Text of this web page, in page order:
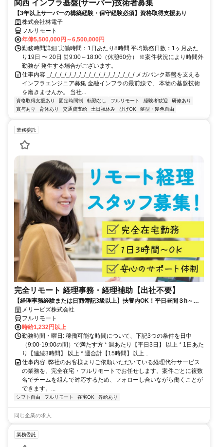
関西 インフラ基盤(サーバー)技術者募集
【3年以上サーバーの構築経験・保守経験必須】資格取得支援あり
株式会社林電子
フルリモート
年俸5,500,000円～6,500,000円
勤務時間詳細 実働時間：1日あたり8時間 平均勤務日数：1ヶ月あた
り19日 〜 20日 ⏰9:00～18:00（休憩60分） ※案件状況により時間外
勤務が 発生する場合がございます。
仕事内容 _/_/_/_/_/_/_/_/_/_/_/_/_/_/_/_/_/_/ メガバンク基盤を支える
インフラエンジニア募集 金融インフラの最前線で、 本物の基盤技術
を磨きませんか。 当社...
資格取得支援あり 固定時間制 転勤なし フルリモート 経験者歓迎
研修あり
賞与あり
育休あり 交通費支給 土日祝休み ひげOK 髪型・髪色自由
業務委託
完全リモート 経理事務・経理補助【出社不要】
【経理事務経験または日商簿記3級以上】扶養内OK！平日昼間３h～。
完全在宅で育児・介護中の方も大歓迎♪
メリービズ株式会社
フルリモート
時給1,232円以上
勤務時間・曜日: 稼働可能な時間について、下記3つの条件を日中
（9:00-19:00の間）で満たす方 * 週あたり【平日3日】 以上 * 1日あた
り【連続3時間】 以上 * 週合計【15時間】以上...
仕事内容: 弊社のお客様よりご依頼いただいている経理代行サービス
の業務を、完全在宅・フルリモートでお任せします。案件ごとに複数
名でチームを組んで対応するため、フォローし合いながら働くことが
できます。...
シフト自由 フルリモート 在宅OK 昇給あり
同じ企業の求人
業務委託